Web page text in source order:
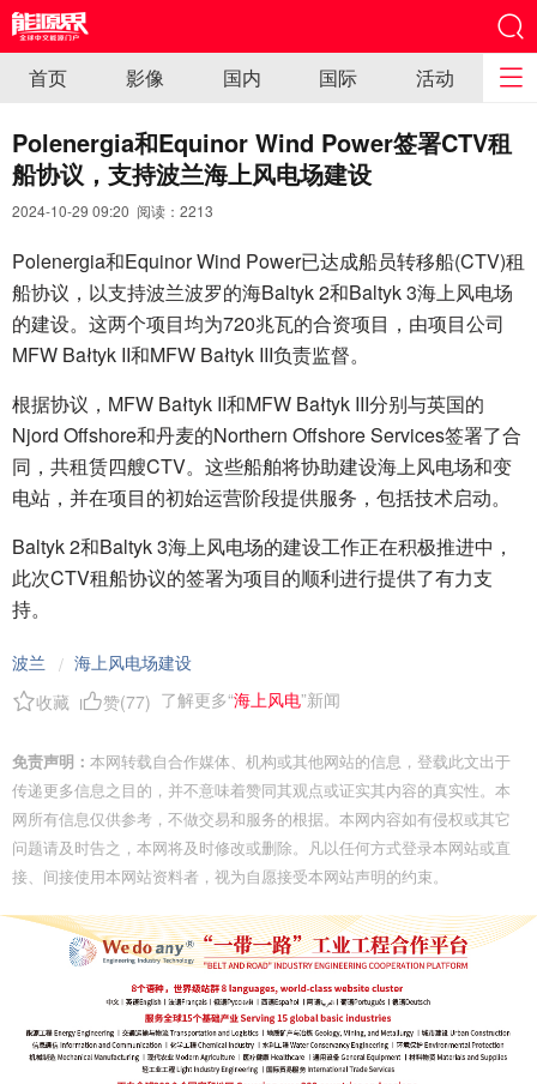
首页 影像 国内 国际 活动
Polenergia和Equinor Wind Power签署CTV租
船协议，支持波兰海上风电场建设
2024-10-29 09:20 阅读： 2213
Polenergia和Equinor Wind Power已达成船员转移船(CTV)租
船协议，以支持波兰波罗的海Baltyk 2和Baltyk 3海上风电场
的建设。这两个项目均为720兆瓦的合资项目，由项目公司
MFW Bałtyk II和MFW Bałtyk III负责监督。
根据协议，MFW Bałtyk II和MFW Bałtyk III分别与英国的
Njord Offshore和丹麦的Northern Offshore Services签署了合
同，共租赁四艘CTV。这些船舶将协助建设海上风电场和变
电站，并在项目的初始运营阶段提供服务，包括技术启动。
Baltyk 2和Baltyk 3海上风电场的建设工作正在积极推进中，
此次CTV租船协议的签署为项目的顺利进行提供了有力支
持。
波兰 / 海上风电场建设
收藏
赞(77) 了解更多“海上风电”新闻
免责声明： 本网转载自合作媒体、机构或其他网站的信息，登载此文出于
传递更多信息之目的，并不意味着赞同其观点或证实其内容的真实性。本
网所有信息仅供参考，不做交易和服务的根据。本网内容如有侵权或其它
问题请及时告之，本网将及时修改或删除。凡以任何方式登录本网站或直
接、间接使用本网站资料者，视为自愿接受本网站声明的约束。